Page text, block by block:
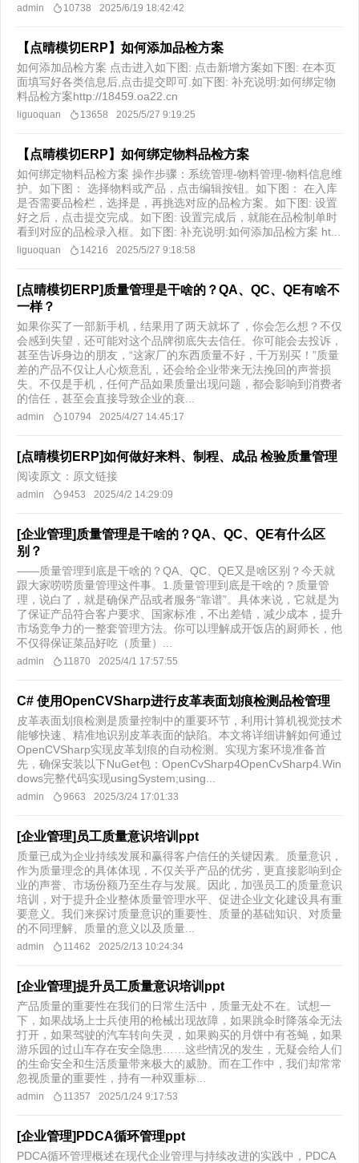
admin 10738 2025/6/19 18:42:42
【点晴模切ERP】如何添加品检方案
如何添加品检方案 点击进入如下图: 点击新增方案如下图: 在本页
面填写好各类信息后,点击提交即可.如下图: 补充说明:如何绑定物
料品检方案http://18459.oa22.cn
liguoquan 13658 2025/5/27 9:19:25
【点晴模切ERP】如何绑定物料品检方案
如何绑定物料品检方案 操作步骤：系统管理-物料管理-物料信息维
护。如下图： 选择物料或产品，点击编辑按钮。如下图： 在入库
是否需要品检栏，选择是，再挑选对应的品检方案。如下图: 设置
好之后，点击提交完成。如下图: 设置完成后，就能在品检制单时
看到对应的品检录入框。如下图: 补充说明:如何添加品检方案 ht...
liguoquan 14216 2025/5/27 9:18:58
[点晴模切ERP]质量管理是干啥的？QA、QC、QE有啥不
一样？
如果你买了一部新手机，结果用了两天就坏了，你会怎么想？不仅
会感到失望，还可能对这个品牌彻底失去信任。你可能会去投诉，
甚至告诉身边的朋友，“这家厂的东西质量不好，千万别买！”质量
差的产品不仅让人心烦意乱，还会给企业带来无法挽回的声誉损
失。不仅是手机，任何产品如果质量出现问题，都会影响到消费者
的信任，甚至会直接导致企业的衰...
admin 10794 2025/4/27 14:45:17
[点晴模切ERP]如何做好来料、制程、成品 检验质量管理
阅读原文：原文链接
admin 9453 2025/4/2 14:29:09
[企业管理]质量管理是干啥的？QA、QC、QE有什么区
别？
——质量管理到底是干啥的？QA、QC、QE又是啥区别？今天就
跟大家唠唠质量管理这件事。1.质量管理到底是干啥的？质量管
理，说白了，就是确保产品或者服务“靠谱”。具体来说，它就是为
了保证产品符合客户要求、国家标准，不出差错，减少成本，提升
市场竞争力的一整套管理方法。你可以理解成开饭店的厨师长，他
不仅得保证菜品好吃（质量）...
admin 11870 2025/4/1 17:57:55
C# 使用OpenCVSharp进行皮革表面划痕检测品检管理
皮革表面划痕检测是质量控制中的重要环节，利用计算机视觉技术
能够快速、精准地识别皮革表面的缺陷。本文将详细讲解如何通过
OpenCVSharp实现皮革划痕的自动检测。实现方案环境准备首
先，确保安装以下NuGet包：OpenCvSharp4OpenCvSharp4.Win
dows完整代码实现usingSystem;using...
admin 9663 2025/3/24 17:01:33
[企业管理]员工质量意识培训ppt
质量已成为企业持续发展和赢得客户信任的关键因素。质量意识，
作为质量理念的具体体现，不仅关乎产品的优劣，更直接影响到企
业的声誉、市场份额乃至生存与发展。因此，加强员工的质量意识
培训，对于提升企业整体质量管理水平、促进企业文化建设具有重
要意义。我们来探讨质量意识的重要性、质量的基础知识、对质量
的不同理解、质量的意义以及质量...
admin 11462 2025/2/13 10:24:34
[企业管理]提升员工质量意识培训ppt
产品质量的重要性在我们的日常生活中，质量无处不在。试想一
下，如果战场上士兵使用的枪械出现故障，如果跳伞时降落伞无法
打开，如果驾驶的汽车转向失灵，如果购买的月饼中有苍蝇，如果
游乐园的过山车存在安全隐患……这些情况的发生，无疑会给人们
的生命安全和生活质量带来极大的威胁。而在工作中，我们却常常
忽视质量的重要性，持有一种双重标...
admin 11357 2025/1/24 9:17:53
[企业管理]PDCA循环管理ppt
PDCA循环管理概述在现代企业管理与持续改进的实践中，PDCA